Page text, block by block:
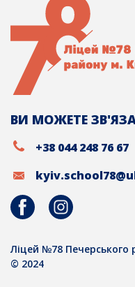
ВИ МОЖЕТЕ
+38 044 248 76 67
Ліцей №78 Печерського
© 2024